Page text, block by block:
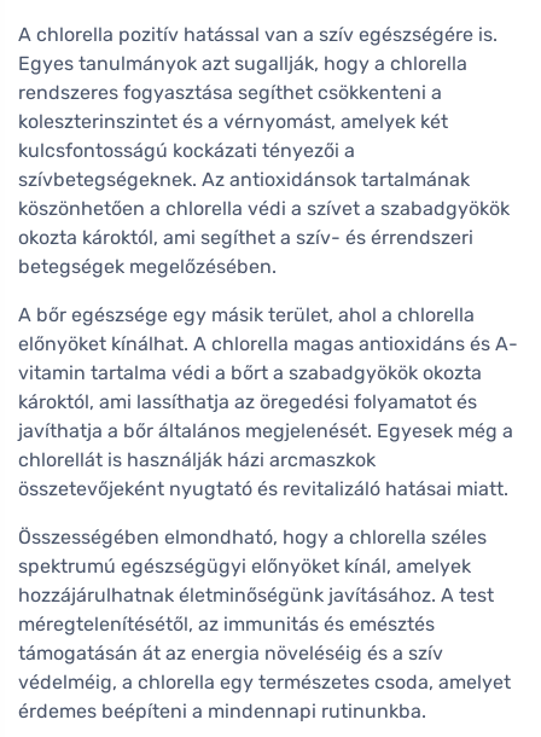
A chlorella pozitív hatással van a szív egészségére is.
Egyes tanulmányok azt sugallják, hogy a chlorella
rendszeres fogyasztása segíthet csökkenteni a
koleszterinszintet és a vérnyomást, amelyek két
kulcsfontosságú kockázati tényezői a
szívbetegségeknek. Az antioxidánsok tartalmának
köszönhetően a chlorella védi a szívet a szabadgyökök
okozta károktól, ami segíthet a szív- és érrendszeri
betegségek megelőzésében.
A bőr egészsége egy másik terület, ahol a chlorella
előnyöket kínálhat. A chlorella magas antioxidáns és A-
vitamin tartalma védi a bőrt a szabadgyökök okozta
károktól, ami lassíthatja az öregedési folyamatot és
javíthatja a bőr általános megjelenését. Egyesek még a
chlorellát is használják házi arcmaszkok
összetevőjeként nyugtató és revitalizáló hatásai miatt.
Összességében elmondható, hogy a chlorella széles
spektrumú egészségügyi előnyöket kínál, amelyek
hozzájárulhatnak életminőségünk javításához. A test
méregtelenítésétől, az immunitás és emésztés
támogatásán át az energia növeléséig és a szív
védelméig, a chlorella egy természetes csoda, amelyet
érdemes beépíteni a mindennapi rutinunkba.